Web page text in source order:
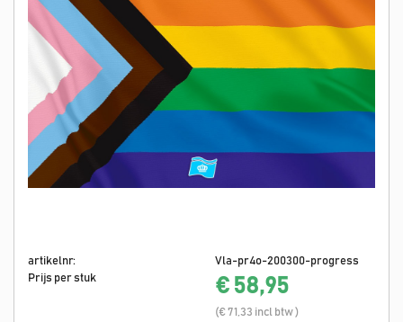
artikelnr:
Vla-pr4o-200300-progress
Prijs per stuk
€ 58,95
(€ 71,33 incl btw )